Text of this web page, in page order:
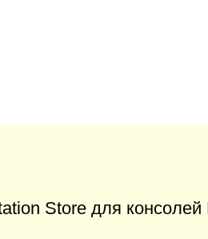
Store для консолей